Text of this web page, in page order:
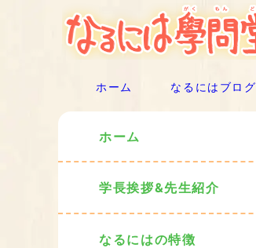
ホーム なるにはブログ
ホーム
学長挨拶&先生紹介
なるにはの特徴